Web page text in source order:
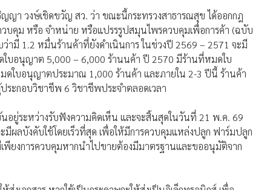
า วงษ์เชิดขวัญ สว. ว่า ขณะนี้กระทรวงสาธารณสุข ได้ออกกฎ
บคุม หรือ จำหน่าย หรือแปรรรูปสมุนไพรควบคุมเพื่อการค้า (ฉบับ
มี 1.2 หมื่นร้านค้าที่ยังดำเนินการ ในช่วงปี 2569 – 2571 จะมี
อนุญาต 5,000 – 6,000 ร้านนค้า ปี 2570 มีร้านที่หมดใบ
ใบอนุญาตประมาณ 1,000 ร้านค้า และภายใน 2-3 ปีนี้ ร้านค้า
ะกอบวิชาชีพ 6 วิชาชีพประจำตลอดเวลา
ระหว่างรับฟังความคิดเห็น และจะสิ้นสุดในวันที่ 21 พ.ค. 69
มีผลบังคับใช้โดยเร็วที่สุด เพื่อให้มีการควบคุมแหล่งปลูก ฟาร์มปลูก
พียงการควบคุมหากนำไปขายต้องมีมาตรฐานและขออนุมัติจาก